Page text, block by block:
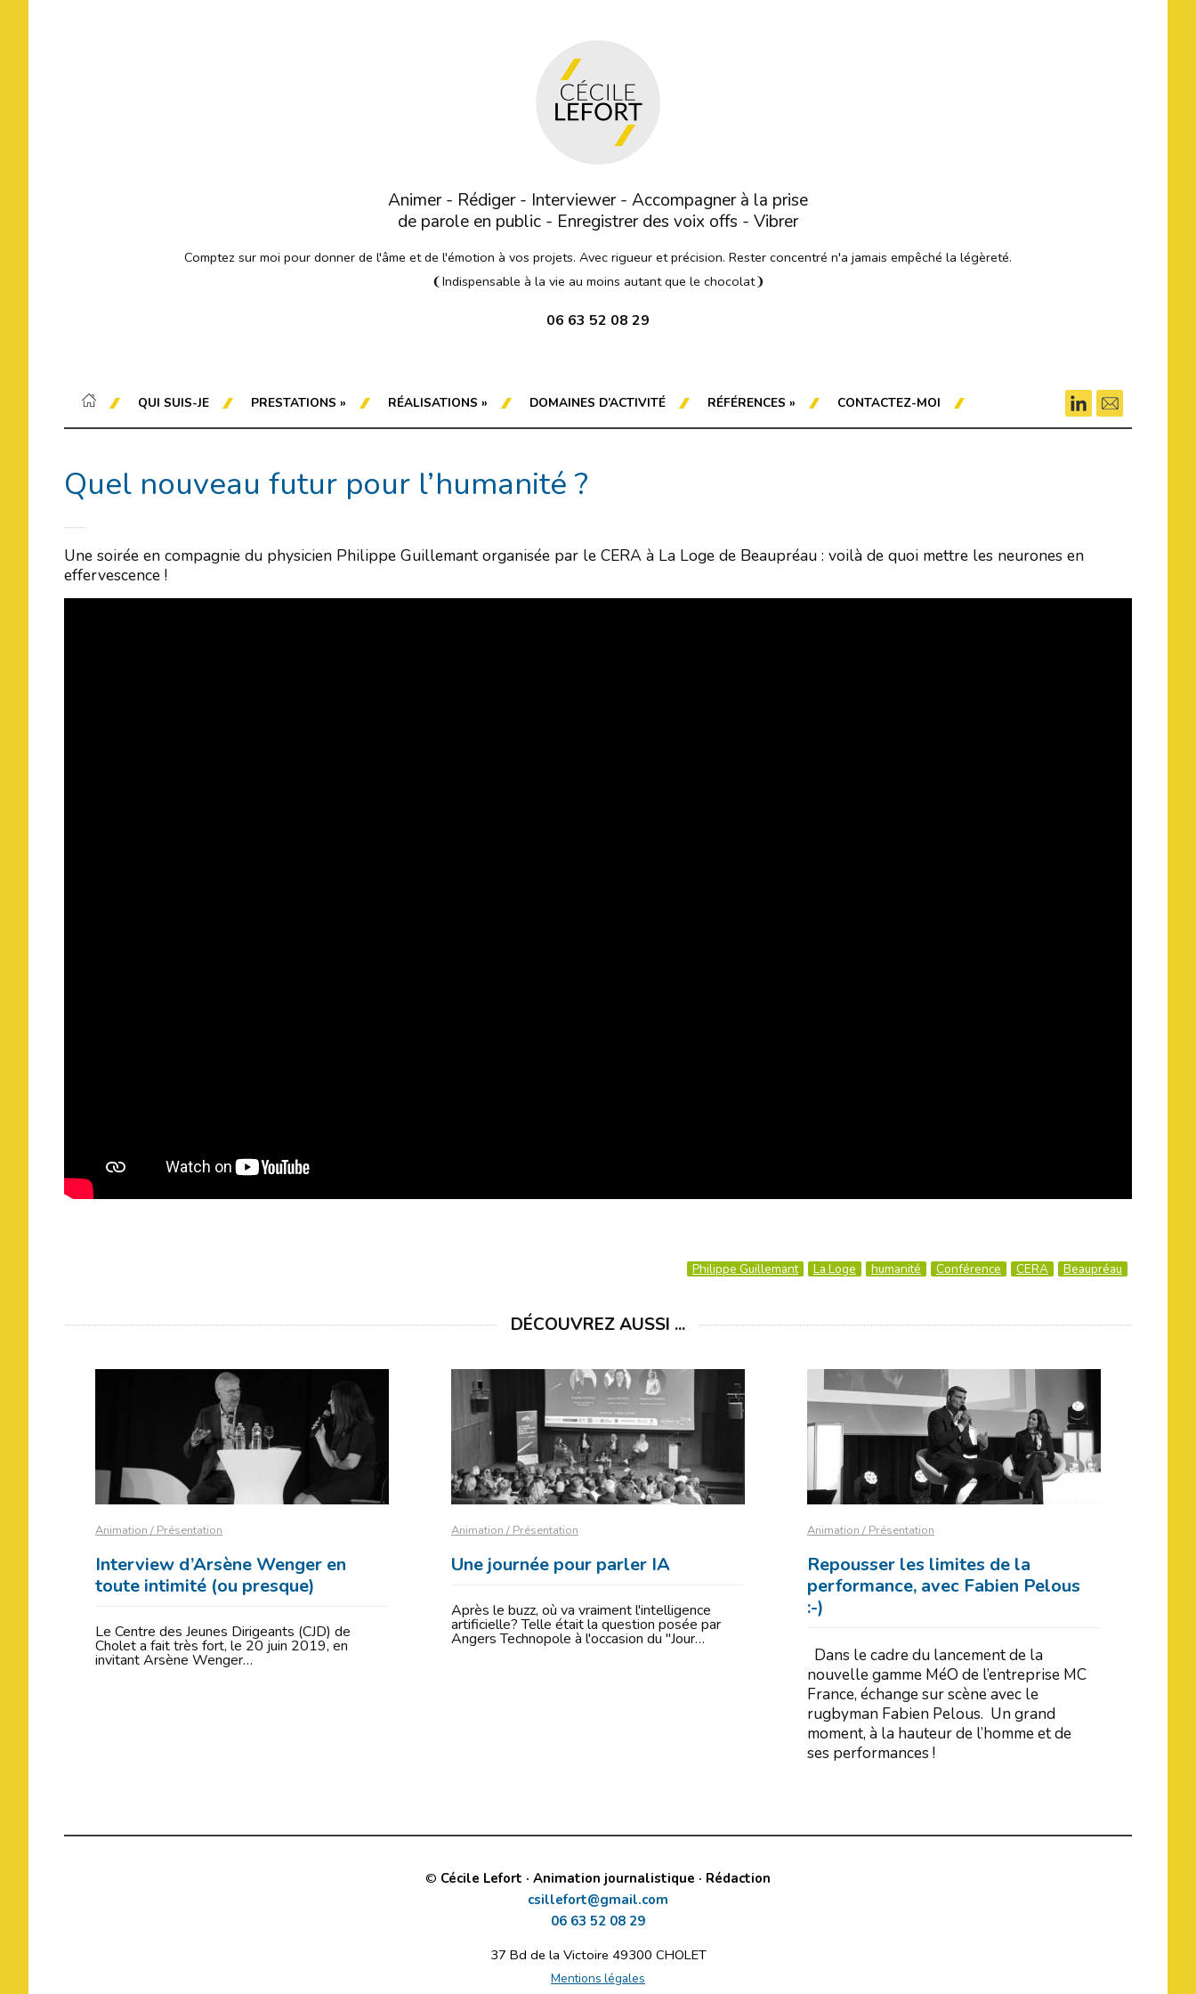
Animer - Rédiger - Interviewer - Accompagner à la prise
de parole en public - Enregistrer des voix offs - Vibrer
Comptez sur moi pour donner de l'âme et de l'émotion à vos projets. Avec rigueur et précision. Rester concentré n'a jamais empêché la légèreté.
❨Indispensable à la vie au moins autant que le chocolat❩
06 63 52 08 29
QUI SUIS-JE PRESTATIONS » RÉALISATIONS » DOMAINES D’ACTIVITÉ RÉFÉRENCES » CONTACTEZ-MOI
Quel nouveau futur pour l’humanité ?
Une soirée en compagnie du physicien Philippe Guillemant organisée par le CERA à La Loge de Beaupréau : voilà de quoi mettre les neurones en
effervescence !
Beaupréau
CERA
Conférence
humanité
La Loge
Philippe Guillemant
DÉCOUVREZ AUSSI ...
Animation / Présentation
Interview d’Arsène Wenger en
toute intimité (ou presque)
Le Centre des Jeunes Dirigeants (CJD) de
Cholet a fait très fort, le 20 juin 2019, en
invitant Arsène Wenger…
Animation / Présentation
Une journée pour parler IA
Après le buzz, où va vraiment l'intelligence
artificielle? Telle était la question posée par
Angers Technopole à l'occasion du "Jour…
Animation / Présentation
Repousser les limites de la
performance, avec Fabien Pelous
:-)
Dans le cadre du lancement de la
nouvelle gamme MéO de l’entreprise MC
France, échange sur scène avec le
rugbyman Fabien Pelous. Un grand
moment, à la hauteur de l’homme et de
ses performances !
© Cécile Lefort · Animation journalistique · Rédaction
csillefort@gmail.com
06 63 52 08 29
37 Bd de la Victoire 49300 CHOLET
Mentions légales